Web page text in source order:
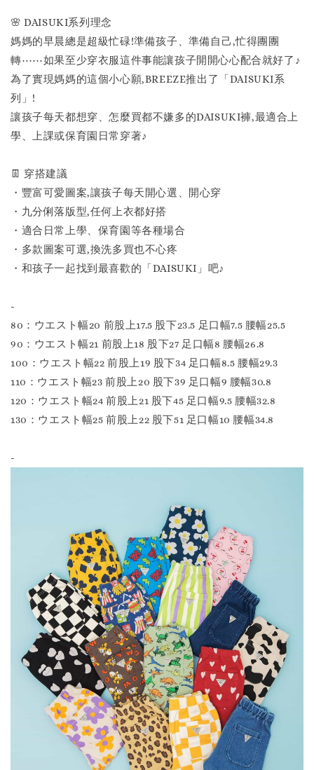
🌸 DAISUKI系列理念
媽媽的早晨總是超級忙碌!準備孩子、準備自己,忙得團團
轉⋯⋯如果至少穿衣服這件事能讓孩子開開心心配合就好了♪
為了實現媽媽的這個小心願,BREEZE推出了「DAISUKI系
列」!
讓孩子每天都想穿、怎麼買都不嫌多的DAISUKI褲,最適合上
學、上課或保育園日常穿著♪
👖 穿搭建議
・豐富可愛圖案,讓孩子每天開心選、開心穿
・九分俐落版型,任何上衣都好搭
・適合日常上學、保育園等各種場合
・多款圖案可選,換洗多買也不心疼
・和孩子一起找到最喜歡的「DAISUKI」吧♪
-
80：ウエスト幅20 前股上17.5 股下23.5 足口幅7.5 腰幅25.5
90：ウエスト幅21 前股上18 股下27 足口幅8 腰幅26.8
100：ウエスト幅22 前股上19 股下34 足口幅8.5 腰幅29.3
110：ウエスト幅23 前股上20 股下39 足口幅9 腰幅30.8
120：ウエスト幅24 前股上21 股下45 足口幅9.5 腰幅32.8
130：ウエスト幅25 前股上22 股下51 足口幅10 腰幅34.8
-